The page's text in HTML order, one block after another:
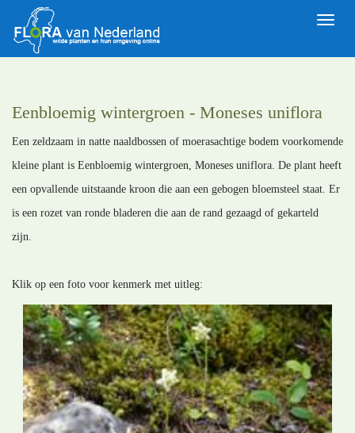
Toggle
Eenbloemig wintergroen - Moneses uniflora
Een zeldzaam in natte naaldbossen of moerasachtige bodem voorkomende
kleine plant is Eenbloemig wintergroen, Moneses uniflora. De plant heeft
een opvallende uitstaande kroon die aan een gebogen bloemsteel staat. Er
is een rozet van ronde bladeren die aan de rand gezaagd of gekarteld
zijn.
Klik op een foto voor kenmerk met uitleg: